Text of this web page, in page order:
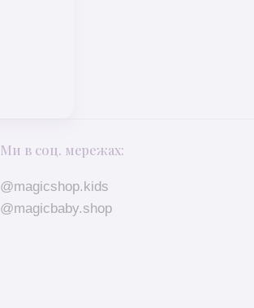
Ми в соц. мережах:
@magicshop.kids
@magicbaby.shop